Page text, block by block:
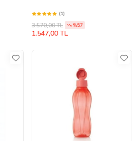
(1)
3.570,00 TL %57
1.547,00 TL